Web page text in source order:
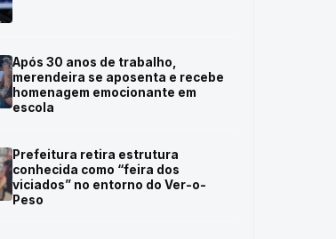
Após 30 anos de trabalho,
merendeira se aposenta e recebe
homenagem emocionante em
escola
Prefeitura retira estrutura
conhecida como “feira dos
viciados” no entorno do Ver-o-
Peso